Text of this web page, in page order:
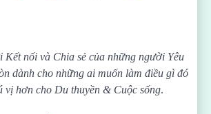
Kết nối và Chia sẻ của những người Yêu
dành cho những ai muốn làm điều gì đó
vị hơn cho Du thuyền & Cuộc sống.